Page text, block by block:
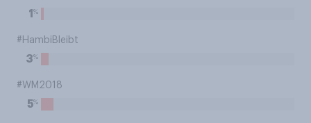
1 %
#HambiBleibt
3%
#WM2018
5%